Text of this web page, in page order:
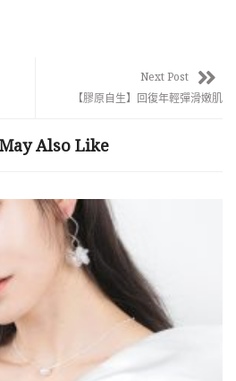
Next Post
【膠原自生】回復年輕彈滑嫩肌
Also Like